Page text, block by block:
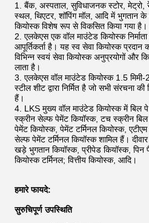
बैंक, अस्पताल, सुविधाजनक स्टोर, मेट्रो,
स्थल, थिएटर, शॉपिंग मॉल, आदि में भुगतान
कियोस्क विशेष रूप से विकसित किया गया है।
एलकेएस एक वॉल माउंटेड कियोस्क
आपूर्तिकर्ता है। यह स्व सेवा कियोस्क प्रदान
विभिन्न स्वयं सेवा कियोस्क अनुप्रयोगों और
लाता है।
एलकेएस वॉल माउंटेड कियोस्क 1.5 मिमी-
स्टील शीट द्वारा निर्मित है जो सभी संरचना
हैं।
LKS मुख्य वॉल माउंटेड कियोस्क में बिल
स्क्रीन सेल्फ पेमेंट कियॉस्क, टच स्क्रीन बिल
पेमेंट कियोस्क, पेमेंट टर्मिनल कियोस्क, एटीएम
सेल्फ पेमेंट टर्मिनल कियॉस्क शामिल हैं।
खड़े भुगतान कियॉस्क, प्रीपेड कियॉस्क,
कियोस्क टर्मिनल; वित्तीय कियोस्क, आदि।
हमारे फायदे:
सुरुचिपूर्ण उपस्थिति